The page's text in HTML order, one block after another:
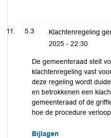
5.3
Klachtenregeling
2025 - 22:30
De gemeenteraad stelt
klachtenregeling vast
deze regeling wordt
en betrokkenen een
gemeenteraad of de
hoe de procedure
Bijlagen